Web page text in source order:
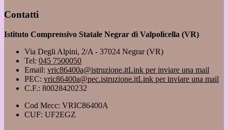
Contatti
Istituto Comprensivo Statale Negrar di Valpolicella (VR)
Via Degli Alpini, 2/A - 37024 Negrar (VR)
Tel: 045 7500050
Email: vric86400a@istruzione.itLink per inviare una mail
PEC: vric86400a@pec.istruzione.itLink per inviare una mail
C.F.: 80028420232
Cod Mecc: VRIC86400A
CUF: UF2EGZ